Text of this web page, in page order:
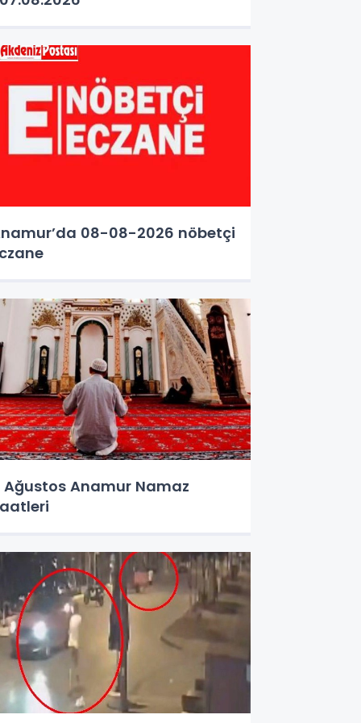
08-08-2026 nöbetçi
Ağustos Anamur Namaz